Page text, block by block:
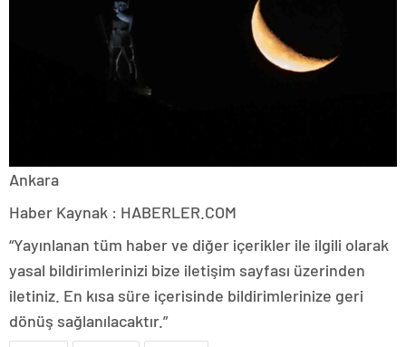
Ankara
Haber Kaynak : HABERLER.COM
“Yayınlanan tüm haber ve diğer içerikler ile ilgili olarak
yasal bildirimlerinizi bize iletişim sayfası üzerinden
iletiniz. En kısa süre içerisinde bildirimlerinize geri
dönüş sağlanılacaktır.”